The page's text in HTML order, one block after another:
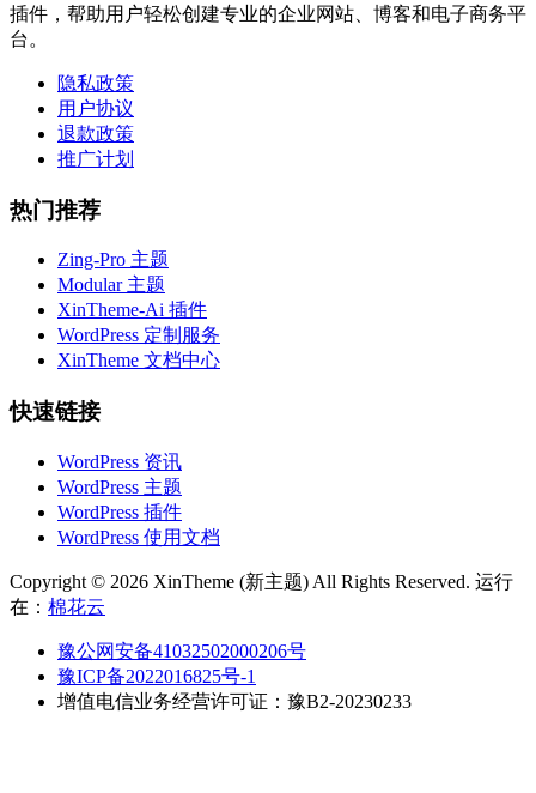
插件，帮助用户轻松创建专业的企业网站、博客和电子商务平
台。
隐私政策
用户协议
退款政策
推广计划
热门推荐
Zing-Pro 主题
Modular 主题
XinTheme-Ai 插件
WordPress 定制服务
XinTheme 文档中心
快速链接
WordPress 资讯
WordPress 主题
WordPress 插件
WordPress 使用文档
Copyright © 2026 XinTheme (新主题) All Rights Reserved. 运行
在： 棉花云
豫公网安备41032502000206号
豫ICP备2022016825号-1
增值电信业务经营许可证：豫B2-20230233